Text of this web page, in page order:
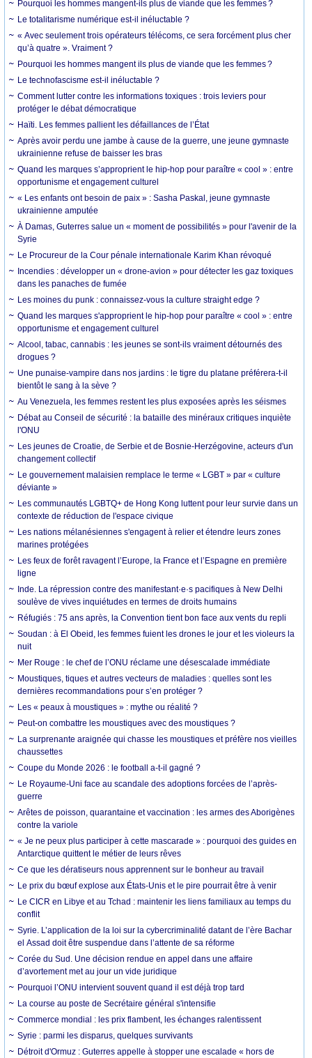
Pourquoi les hommes mangent-ils plus de viande que les femmes ?
Le totalitarisme numérique est-il inéluctable ?
« Avec seulement trois opérateurs télécoms, ce sera forcément plus cher
qu’à quatre ». Vraiment ?
Pourquoi les hommes mangent ils plus de viande que les femmes ?
Le technofascisme est-il inéluctable ?
Comment lutter contre les informations toxiques : trois leviers pour
protéger le débat démocratique
Haïti. Les femmes pallient les défaillances de l’État
Après avoir perdu une jambe à cause de la guerre, une jeune gymnaste
ukrainienne refuse de baisser les bras
Quand les marques s’approprient le hip-hop pour paraître « cool » : entre
opportunisme et engagement culturel
« Les enfants ont besoin de paix » : Sasha Paskal, jeune gymnaste
ukrainienne amputée
À Damas, Guterres salue un « moment de possibilités » pour l'avenir de la
Syrie
Le Procureur de la Cour pénale internationale Karim Khan révoqué
Incendies : développer un « drone-avion » pour détecter les gaz toxiques
dans les panaches de fumée
Les moines du punk : connaissez-vous la culture straight edge ?
Quand les marques s'approprient le hip-hop pour paraître « cool » : entre
opportunisme et engagement culturel
Alcool, tabac, cannabis : les jeunes se sont-ils vraiment détournés des
drogues ?
Une punaise-vampire dans nos jardins : le tigre du platane préférera-t-il
bientôt le sang à la sève ?
Au Venezuela, les femmes restent les plus exposées après les séismes
Débat au Conseil de sécurité : la bataille des minéraux critiques inquiète
l'ONU
Les jeunes de Croatie, de Serbie et de Bosnie-Herzégovine, acteurs d'un
changement collectif
Le gouvernement malaisien remplace le terme « LGBT » par « culture
déviante »
Les communautés LGBTQ+ de Hong Kong luttent pour leur survie dans un
contexte de réduction de l'espace civique
Les nations mélanésiennes s'engagent à relier et étendre leurs zones
marines protégées
Les feux de forêt ravagent l’Europe, la France et l’Espagne en première
ligne
Inde. La répression contre des manifestant·e·s pacifiques à New Delhi
soulève de vives inquiétudes en termes de droits humains
Réfugiés : 75 ans après, la Convention tient bon face aux vents du repli
Soudan : à El Obeid, les femmes fuient les drones le jour et les violeurs la
nuit
Mer Rouge : le chef de l’ONU réclame une désescalade immédiate
Moustiques, tiques et autres vecteurs de maladies : quelles sont les
dernières recommandations pour s’en protéger ?
Les « peaux à moustiques » : mythe ou réalité ?
Peut-on combattre les moustiques avec des moustiques ?
La surprenante araignée qui chasse les moustiques et préfère nos vieilles
chaussettes
Coupe du Monde 2026 : le football a-t-il gagné ?
Le Royaume-Uni face au scandale des adoptions forcées de l’après-
guerre
Arêtes de poisson, quarantaine et vaccination : les armes des Aborigènes
contre la variole
« Je ne peux plus participer à cette mascarade » : pourquoi des guides en
Antarctique quittent le métier de leurs rêves
Ce que les dératiseurs nous apprennent sur le bonheur au travail
Le prix du bœuf explose aux États-Unis et le pire pourrait être à venir
Le CICR en Libye et au Tchad : maintenir les liens familiaux au temps du
conflit
Syrie. L’application de la loi sur la cybercriminalité datant de l’ère Bachar
el Assad doit être suspendue dans l’attente de sa réforme
Corée du Sud. Une décision rendue en appel dans une affaire
d’avortement met au jour un vide juridique
Pourquoi l’ONU intervient souvent quand il est déjà trop tard
La course au poste de Secrétaire général s'intensifie
Commerce mondial : les prix flambent, les échanges ralentissent
Syrie : parmi les disparus, quelques survivants
Détroit d'Ormuz : Guterres appelle à stopper une escalade « hors de